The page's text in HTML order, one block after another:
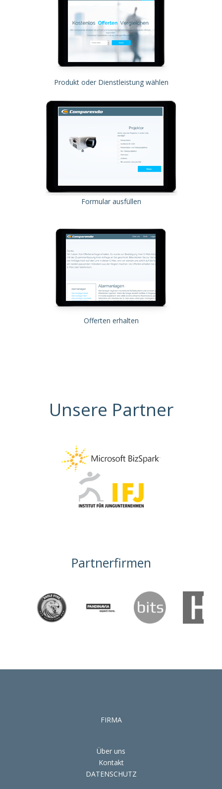
Produkt oder Dienstleistung wählen
Formular ausfüllen
Offerten erhalten
Unsere Partner
Partnerfirmen
FIRMA
Über uns
Kontakt
DATENSCHUTZ